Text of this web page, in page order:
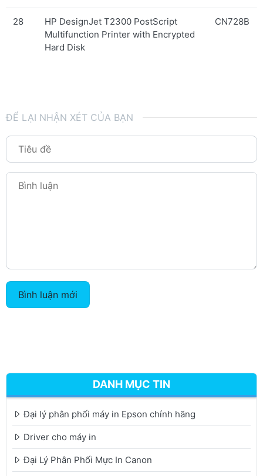
28
HP DesignJet T2300 PostScript
Multifunction Printer with Encrypted
Hard Disk
CN728B
ĐỂ LẠI NHẬN XÉT CỦA BẠN
Bình luận mới
DANH MỤC TIN
Đại lý phân phối máy in Epson chính hãng
Driver cho máy in
Đại Lý Phân Phối Mực In Canon